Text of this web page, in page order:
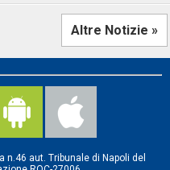
Altre Notizie »
aut. Tribunale di Napoli del